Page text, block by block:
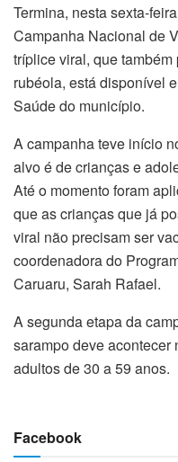
Termina, nesta sexta-
Campanha Nacional de
tríplice viral, que
rubéola, está disponível
Saúde do município.
A campanha teve início
alvo é de crianças e
Até o momento foram
que as crianças que já
viral não precisam ser
coordenadora do
Caruaru, Sarah Rafael.
A segunda etapa da
sarampo deve acontecer
adultos de 30 a 59 anos.
Facebook